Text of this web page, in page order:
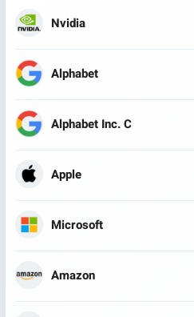
Nvidia
Alphabet
Alphabet Inc. C
Apple
Microsoft
Amazon